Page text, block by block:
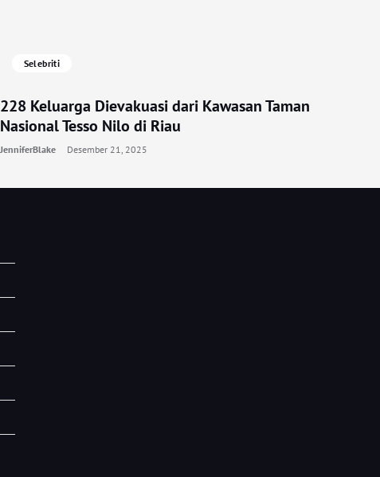
Selebriti
228 Keluarga Dievakuasi dari Kawasan Taman
Nasional Tesso Nilo di Riau
JenniferBlake Desember 21, 2025